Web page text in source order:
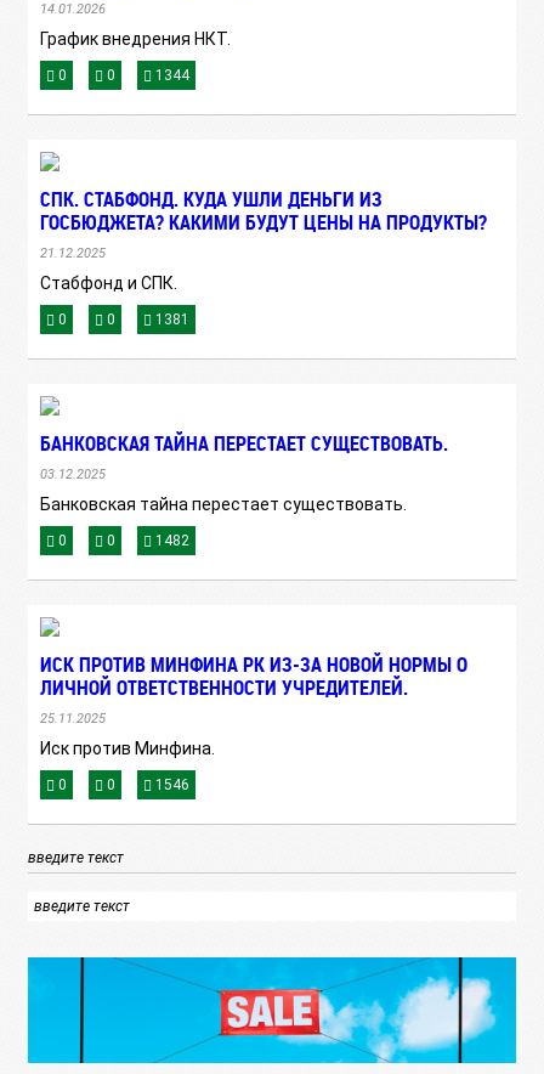
14.01.2026
График внедрения НКТ.
0 0 1344
СПК. СТАБФОНД. КУДА УШЛИ ДЕНЬГИ ИЗ
ГОСБЮДЖЕТА? КАКИМИ БУДУТ ЦЕНЫ НА ПРОДУКТЫ?
21.12.2025
Стабфонд и СПК.
0 0 1381
БАНКОВСКАЯ ТАЙНА ПЕРЕСТАЕТ СУЩЕСТВОВАТЬ.
03.12.2025
Банковская тайна перестает существовать.
0 0 1482
ИСК ПРОТИВ МИНФИНА РК ИЗ-ЗА НОВОЙ НОРМЫ О
ЛИЧНОЙ ОТВЕТСТВЕННОСТИ УЧРЕДИТЕЛЕЙ.
25.11.2025
Иск против Минфина.
0 0 1546
введите текст
введите текст